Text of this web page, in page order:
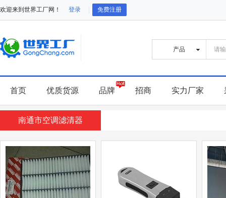
欢迎来到世界工厂网！ 登录 免费注册
首页 优质货源 品牌 招商 实力厂家
南通市空调滤清器